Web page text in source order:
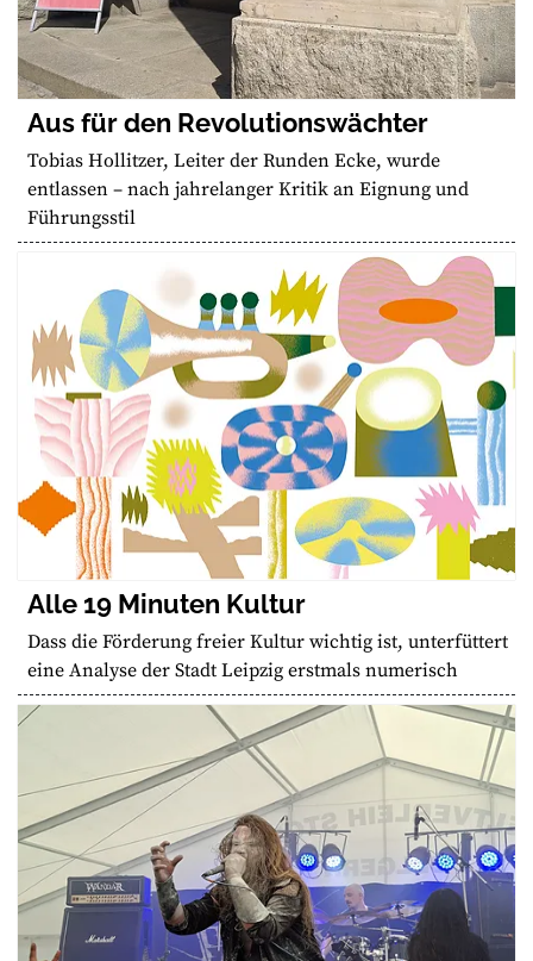
Aus für den Revolutionswächter
Tobias Hollitzer, Leiter der Runden Ecke, wurde
entlassen – nach jahrelanger Kritik an Eignung und
Führungsstil
Alle 19 Minuten Kultur
Dass die Förderung freier Kultur wichtig ist, unterfüttert
eine Analyse der Stadt Leipzig erstmals numerisch